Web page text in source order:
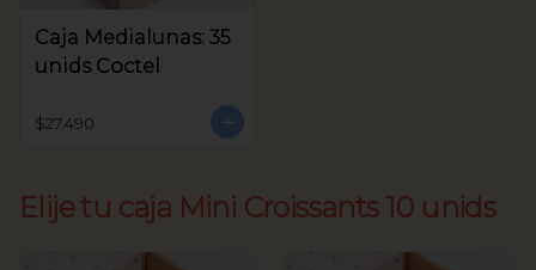
Caja Medialunas: 35
unids Coctel
$27.490
Elije tu caja Mini Croissants 10 unids